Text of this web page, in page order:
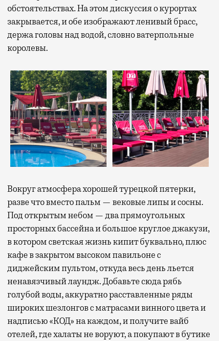
обстоятельствах. На этом дискуссия о курортах
закрывается, и обе изображают ленивый брасс,
держа головы над водой, словно ватерпольные
королевы.
Вокруг атмосфера хорошей турецкой пятерки,
разве что вместо пальм — вековые липы и сосны.
Под открытым небом — два прямоугольных
просторных бассейна и большое круглое джакузи,
в котором светская жизнь кипит буквально, плюс
кафе в закрытом высоком павильоне с
диджейским пультом, откуда весь день льется
ненавязчивый лаундж. Добавьте сюда рябь
голубой воды, аккуратно расставленные ряды
широких шезлонгов с матрасами винного цвета и
надписью «КОД» на каждом, и получите вайб
отелей, где халаты не воруют, а покупают в бутике